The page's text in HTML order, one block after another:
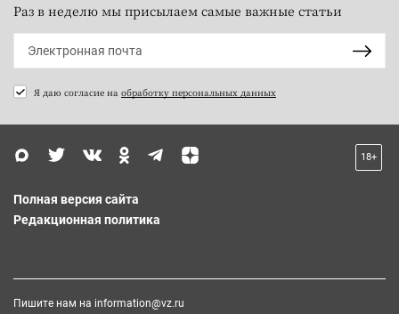
Раз в неделю мы присылаем самые важные статьи
Я даю согласие на обработку персональных данных
18+
Полная версия сайта
Редакционная политика
Пишите нам на information@vz.ru